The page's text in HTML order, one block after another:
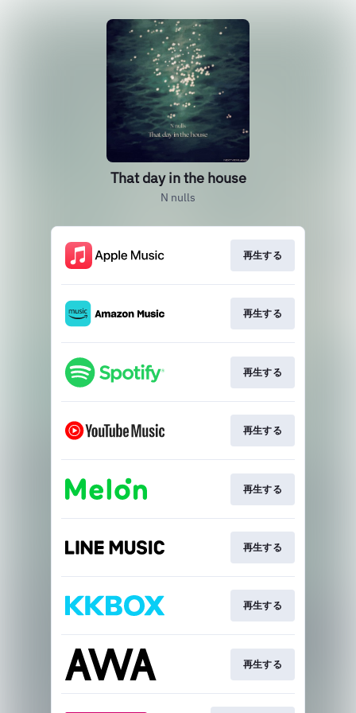
That day in the house
N nulls
再生する
再生する
再生する
再生する
再生する
再生する
再生する
再生する